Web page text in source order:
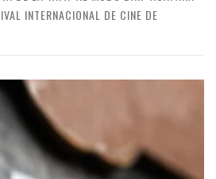
INTERNACIONAL DE CINE DE